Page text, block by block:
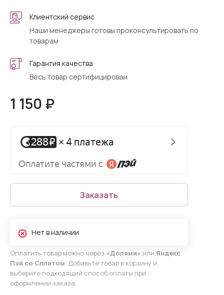
Клиентский сервис
Наши менеджеры готовы проконсультировать по
товарам
Гарантия качества
Весь товар сертифицирован
1 150 ₽
Заказать
Нет в наличии
Оплатить товар можно через «Долями» или Яндекс
Пэй со Сплитом. Добавьте товар в корзину и
выберите подходящий способ оплаты при
оформлении заказа.